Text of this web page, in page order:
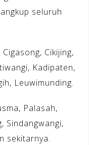
seluruh
Cikijing,
Kadipaten,
Leuwimunding.
Palasah,
Sindangwangi,
sekitarnya.